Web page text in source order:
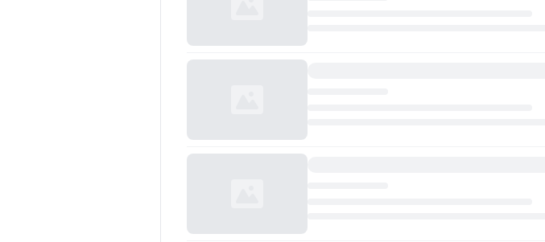
Chargement...
Chargement...